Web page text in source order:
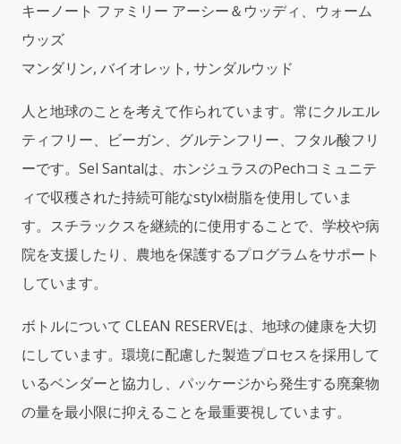
キーノート ファミリー アーシー＆ウッディ、ウォーム
ウッズ
マンダリン, バイオレット, サンダルウッド
人と地球のことを考えて作られています。常にクルエル
ティフリー、ビーガン、グルテンフリー、フタル酸フリ
ーです。Sel Santalは、ホンジュラスのPechコミュニテ
ィで収穫された持続可能なstylx樹脂を使用していま
す。スチラックスを継続的に使用することで、学校や病
院を支援したり、農地を保護するプログラムをサポート
しています。
ボトルについて CLEAN RESERVEは、地球の健康を大切
にしています。環境に配慮した製造プロセスを採用して
いるベンダーと協力し、パッケージから発生する廃棄物
の量を最小限に抑えることを最重要視しています。